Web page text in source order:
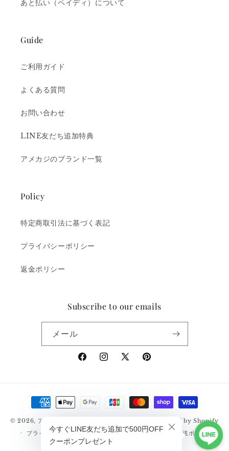
あと払い（ペイディ）について
Guide
ご利用ガイド
よくある質問
お問い合わせ
LINE友だち追加特典
アメカジのブランド一覧
Policy
特定商取引法に基づく表記
プライバシーポリシー
返金ポリシー
Subscribe to our emails
メール
FacebookInstagram
X
Pinterest
決
済
方
法
© 2026, アメカジ通販サイト｜RUDGE（ラッジ）
Powered by Shopify
プライバシーポリシー
返金ポリシー 利用規約 配送ポリシー